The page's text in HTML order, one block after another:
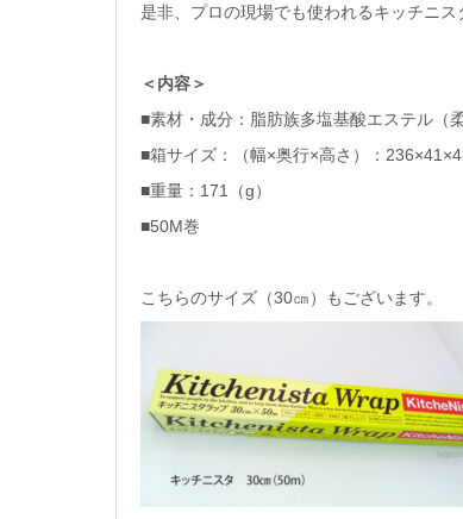
是非、プロの現場でも使われるキッチニ
＜内容＞
■素材・成分：脂肪族多塩基酸エステル（
■箱サイズ：（幅×奥行×高さ）：
■重量：171（g）
■50M巻
こちらのサイズ（30㎝）もございます。